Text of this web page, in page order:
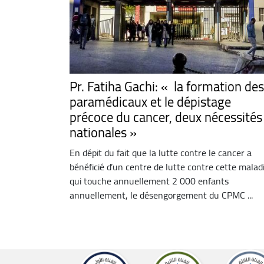
Pr. Fatiha Gachi: « la formation des
paramédicaux et le dépistage
précoce du cancer, deux nécessités
nationales »
En dépit du fait que la lutte contre le cancer a
bénéficié d’un centre de lutte contre cette
qui touche annuellement 2 000 enfants
annuellement, le désengorgement du CPMC ...